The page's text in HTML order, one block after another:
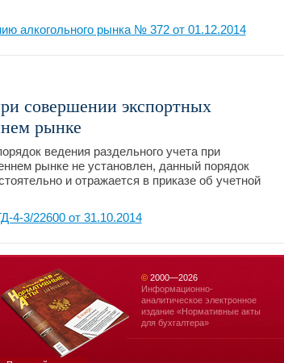
алкогольного рынка № 372 от 01.12.2014
совершении экспортных
рынке
ведения раздельного учета при
рынке не установлен, данный порядок
и отражается в приказе об учетной
4-3/22600 от 31.10.2014
©2000—2026
Информационно-
аналитическое электронное
издание «Нормативные акты
для бухгалтера»